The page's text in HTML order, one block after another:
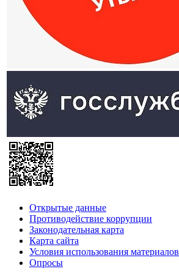
Открытые данные
Противодействие коррупции
Законодательная карта
Карта сайта
Условия использования материалов
Опросы